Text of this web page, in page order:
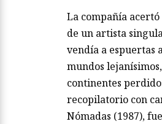
La compañía
de un artista
vendía a espuertas
mundos
continentes
recopilatorio con
Nómadas (1987),